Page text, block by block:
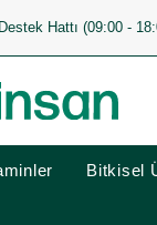
Destek Hattı (09:00 -
Bitkisel